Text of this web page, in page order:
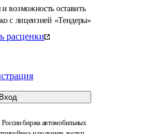
возможность оставить
с лицензией «Тендеры»
расценки
Вход
биржа автомобильных